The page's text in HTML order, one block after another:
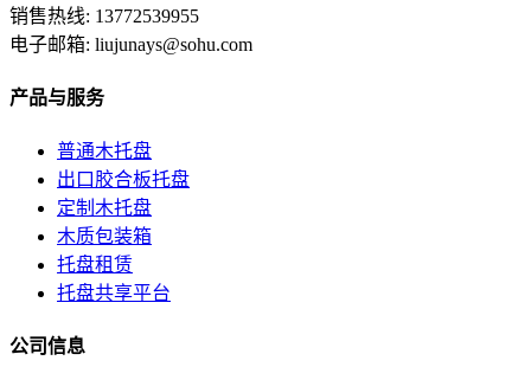
销售热线: 13772539955
电子邮箱: liujunays@sohu.com
产品与服务
普通木托盘
出口胶合板托盘
定制木托盘
木质包装箱
托盘租赁
托盘共享平台
公司信息